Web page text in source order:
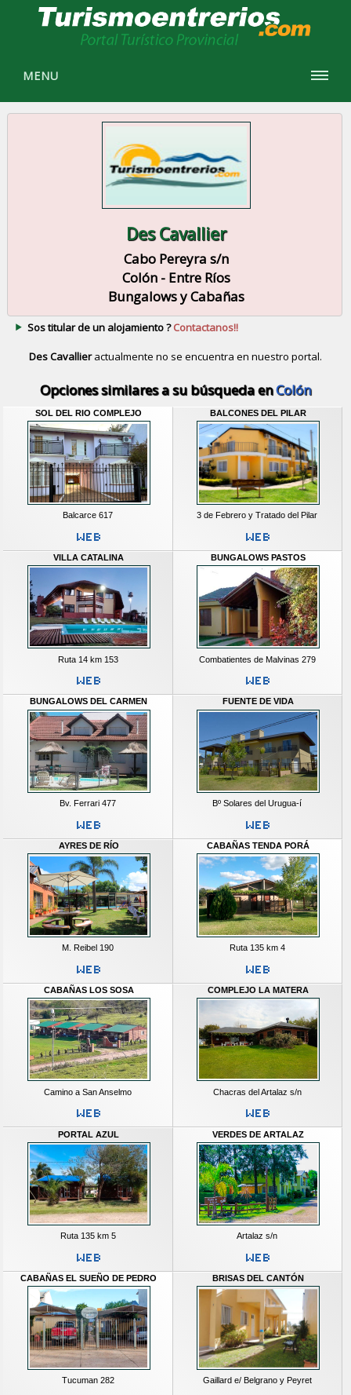
MENU
Des Cavallier
Cabo Pereyra s/n
Colón - Entre Ríos
Bungalows y Cabañas
Sos titular de un alojamiento ?Contactanos!!
Des Cavallieractualmente no se encuentra en nuestro portal.
Opciones similares a su búsqueda enColón
SOL DEL RIO COMPLEJO
Balcarce 617
BALCONES DEL PILAR
3 de Febrero y Tratado del Pilar
VILLA CATALINA
Ruta 14 km 153
BUNGALOWS PASTOS
Combatientes de Malvinas 279
BUNGALOWS DEL CARMEN
Bv. Ferrari 477
FUENTE DE VIDA
Bº Solares del Urugua-í
AYRES DE RÍO
M. Reibel 190
CABAÑAS TENDA PORÁ
Ruta 135 km 4
CABAÑAS LOS SOSA
Camino a San Anselmo
COMPLEJO LA MATERA
Chacras del Artalaz s/n
PORTAL AZUL
Ruta 135 km 5
VERDES DE ARTALAZ
Artalaz s/n
CABAÑAS EL SUEÑO DE PEDRO
Tucuman 282
BRISAS DEL CANTÓN
Gaillard e/ Belgrano y Peyret